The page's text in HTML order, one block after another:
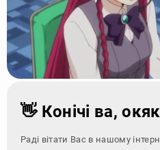
👋 Конічі ва,
Раді вітати Вас в нашому